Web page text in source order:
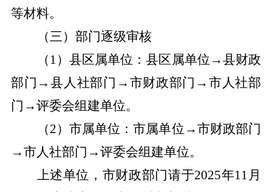
等材料。
（三）部门逐级审核
（ 1 ）县区属单位：县区属单位 →县财政
部门 → 县人社部门 → 市财政部门 → 市人社部
门 →评委会组建单位。
（2）市属单位：市属单位 →市财政部门
→市人社部门 →评委会组建单位。
上述单位，市财政部门请于2025年11 月